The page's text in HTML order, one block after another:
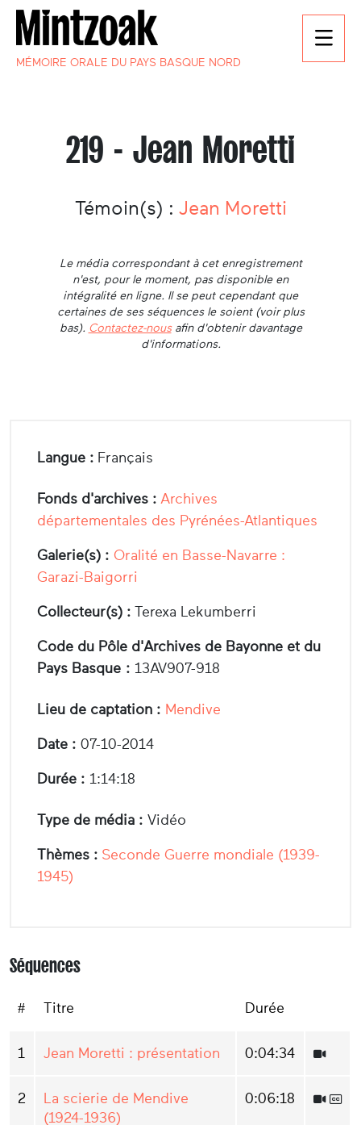
MÉMOIRE ORALE DU PAYS BASQUE NORD
219 - Jean Moretti
Témoin(s) : Jean Moretti
Le média correspondant à cet enregistrement
n'est, pour le moment, pas disponible en
intégralité en ligne. Il se peut cependant que
certaines de ses séquences le soient (voir plus
bas). Contactez-nousafin d'obtenir davantage
d'informations.
Langue : Français
Fonds d'archives : Archives
départementales des Pyrénées-Atlantiques
Galerie(s) : Oralité en Basse-Navarre :
Garazi-Baigorri
Collecteur(s) : Terexa Lekumberri
Code du Pôle d'Archives de Bayonne et du
Pays Basque : 13AV907-918
Lieu de captation : Mendive
Date : 07-10-2014
Durée : 1:14:18
Type de média : Vidéo
Thèmes : Seconde Guerre mondiale (1939-
1945)
Séquences
# Titre Durée
1 Jean Moretti : présentation 0:04:34
2
La scierie de Mendive
(1924-1936)
0:06:18